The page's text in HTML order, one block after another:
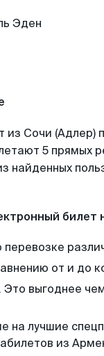
из Сочи (Адлер)
5 прямых
найденных
билет
от и до
Это выгоднее
на лучшие
из